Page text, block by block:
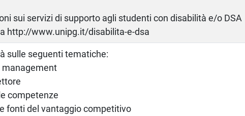
sui servizi di supporto agli studenti con disabilità e/o DSA
http://www.unipg.it/disabilita-e-dsa
sulle seguenti tematiche:
management
competenze
fonti del vantaggio competitivo